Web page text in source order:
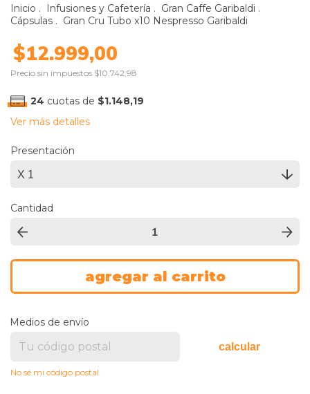
Inicio . Infusiones y Cafetería . Gran Caffe Garibaldi .
Cápsulas . Gran Cru Tubo x10 Nespresso Garibaldi
$12.999,00
Precio sin impuestos $10.742,98
24 cuotas de $1.148,19
Ver más detalles
Presentación
Cantidad
Medios de envío
calcular
No sé mi código postal